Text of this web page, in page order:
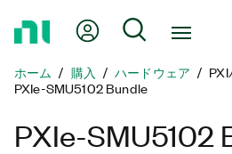
Myアカウント
検索
ホーム 購入 ハードウェア
PXIe-SMU5102 Bundle
PXIe-SMU5102